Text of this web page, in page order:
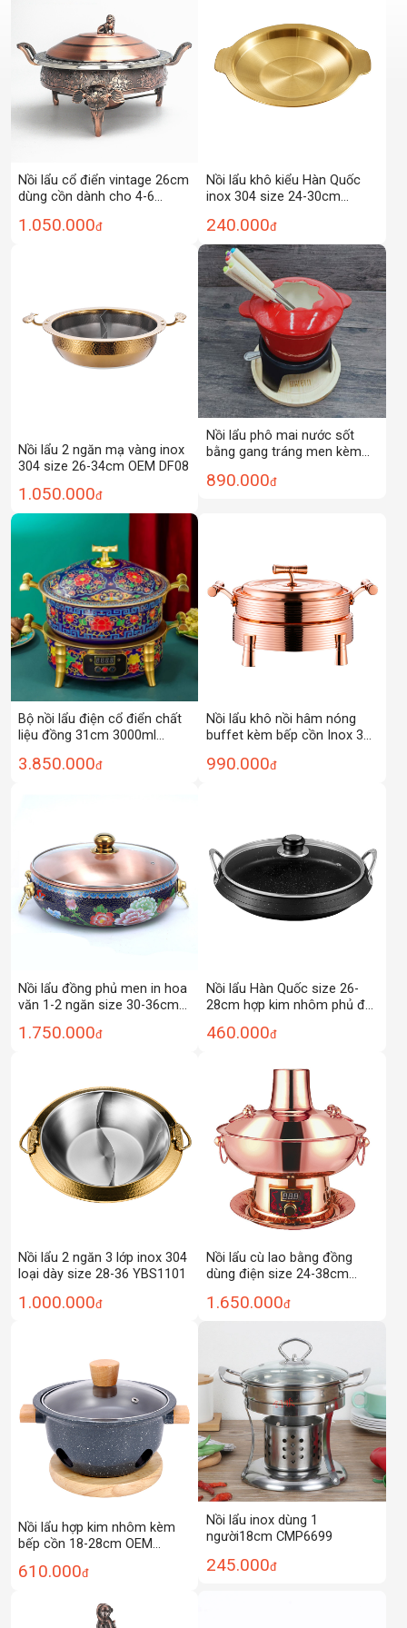
Nồi lẩu cổ điển vintage 26cm
dùng cồn dành cho 4-6
1.050.000đ
Nồi lẩu khô kiểu Hàn Quốc
inox 304 size 24-30cm
240.000đ
Nồi lẩu 2 ngăn mạ vàng inox
304 size 26-34cm OEM DF08
1.050.000đ
Nồi lẩu phô mai nước sốt
bằng gang tráng men kèm
890.000đ
Bộ nồi lẩu điện cổ điển chất
liệu đồng 31cm 3000ml
3.850.000đ
Nồi lẩu khô nồi hâm nóng
buffet kèm bếp cồn Inox 304
YSS01
990.000đ
Nồi lẩu đồng phủ men in hoa
văn 1-2 ngăn size 30-36cm
1.750.000đ
Nồi lẩu Hàn Quốc size 26-
28cm hợp kim nhôm phủ đá
460.000đ
Nồi lẩu 2 ngăn 3 lớp inox 304
loại dày size 28-36 YBS1101
1.000.000đ
Nồi lẩu cù lao bằng đồng
dùng điện size 24-38cm
1.650.000đ
Nồi lẩu hợp kim nhôm kèm
bếp cồn 18-28cm OEM
610.000đ
Nồi lẩu inox dùng 1
người18cm CMP6699
245.000đ